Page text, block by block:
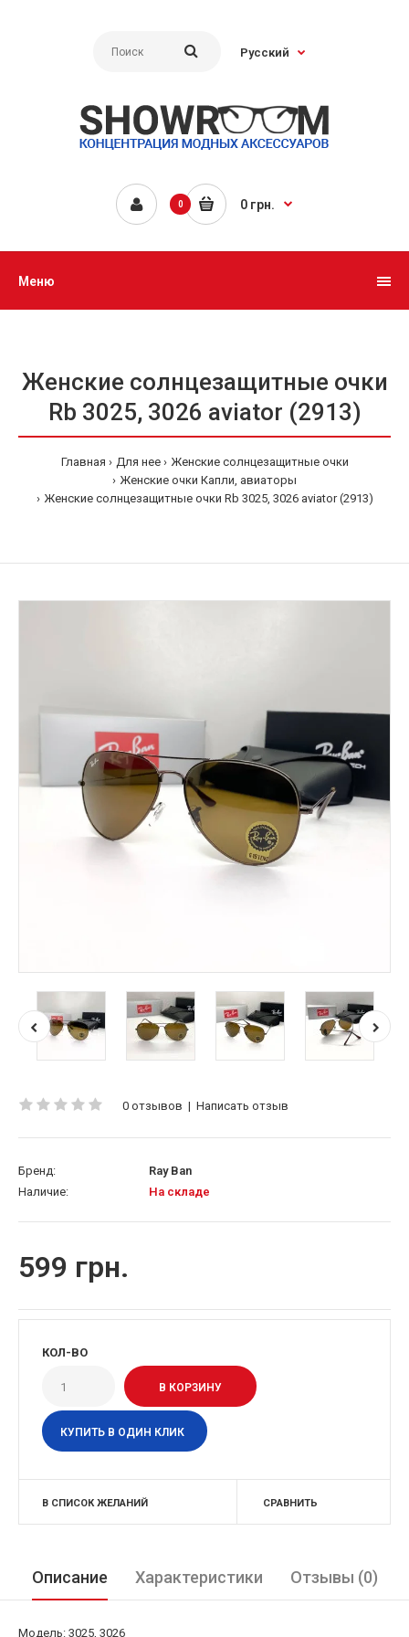
Русский
0 0 грн.
Меню
Женские солнцезащитные очки
Rb 3025, 3026 aviator (2913)
Главная Для нее
Женские солнцезащитные очки
Женские очки Капли, авиаторы
Женские солнцезащитные очки Rb 3025, 3026 aviator (2913)
0 отзывов | Написать отзыв
Бренд:
Ray Ban
Наличие:
На складе
599 грн.
КОЛ-ВО
КУПИТЬ В ОДИН КЛИК
В СПИСОК ЖЕЛАНИЙ СРАВНИТЬ
Описание Характеристики Отзывы (0)
Модель: 3025, 3026